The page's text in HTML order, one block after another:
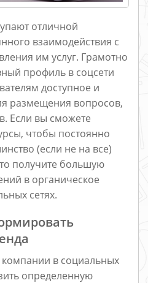
отличной
взаимодействия с
им услуг. Грамотно
профиль в соцсети
доступное и
размещения вопросов,
Если вы сможете
чтобы постоянно
(если не на все)
получите большую
в органическое
сетях.
в социальных
определенную